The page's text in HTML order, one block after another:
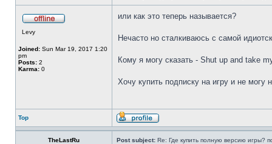
Levy
Joined: Sun Mar 19, 2017 1:20
pm
Posts: 2
Karma: 0
или как это теперь называется?
Нечасто но сталкиваюсь с самой
Кому я могу сказать - Shut up and take
Хочу купить подписку на игру и не
Top
TheLastRu Post subject: Re: Где купить полную версию игры?